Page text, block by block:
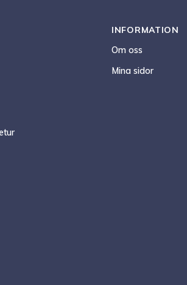
INFORMATION
Om oss
Mina sidor